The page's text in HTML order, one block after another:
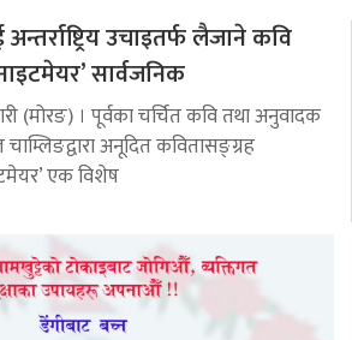
उचाइतर्फ लैजाने कवि
सार्वजनिक
(मोरङ) । पूर्वका चर्चित कवि तथा अनुवादक
अनूदित कवितासङ्ग्रह
एक विशेष